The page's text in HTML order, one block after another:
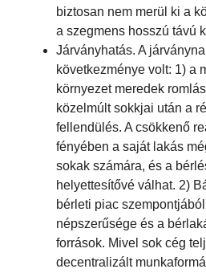
biztosan nem merül ki a
a szegmens hosszú távú
Járványhatás. A
következménye volt: 1) a
környezet meredek
közelmúlt sokkjai után a
fellendülés. A csökkenő
fényében a saját lakás
sokak számára, és a
helyettesítővé válhat. 2)
bérleti piac
népszerűsége és a
források. Mivel sok cég
decentralizált